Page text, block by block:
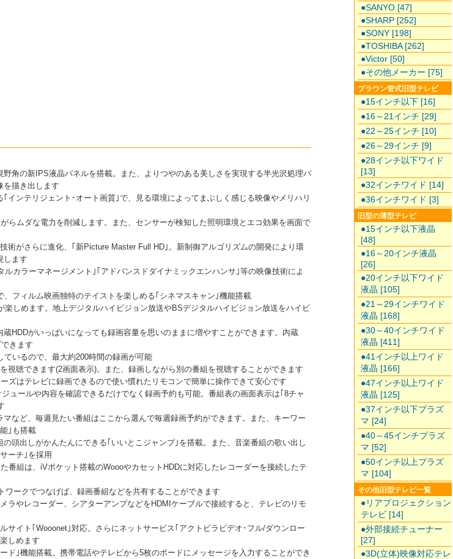
角の新IPS液晶パネルを搭載。また、よりつやのある美しさを実現する半光沢処理パ
を描き出します
インテリジェント･オート画質｣で、見る環境によってまぶしく感じる映像やメリハリ
らムダな電力を削減します。また、センサーが検知した照明環境とエコ効果を画面で
術がさらに進化、｢新Picture Master Full HD｣。新制御アルゴリズムの開発により環
します
カラーマネージメント｣｢アドバンスドダイナミックエンハンサ｣等の映像技術によ
フィルム映画独特のテイストを楽しめる｢シネマスキャン｣機能搭載
しめます。地上デジタルハイビジョン放送やBSデジタルハイビジョン放送をハイビ
HDDがいっぱいになっても録画容量を思いのままに増やすことができます。内蔵
きます
いるので、最大約200時間の録画が可能
視聴できます(2画面表示)。また、録画しながら別の番組を視聴することができます
ズはテレビに録画できるので使い慣れたリモコンで簡単に操作できて安心です
ュールや内容を確認できるだけでなく録画予約も可能。番組表の画面表示は｢8チャ
など、毎週見たい番組はここから選んで毎週録画予約ができます。また、キーワー
｣も搭載
頭出しがかんたんにできる｢いいとこジャンプ｣を搭載。また、音楽番組の歌い出し
ーチ｣を採用
番組は、iVポケット搭載のWoooやカセットHDDに対応したレコーダーを接続したテ
ークでつなげば、録画番組などを共有することができます
ラやレコーダー、シアターアンプなどをHDMIケーブルで接続すると、テレビのリモ
サイト｢Wooonet｣対応。さらにネットサービス｢アクトビラビデオ･フル/ダウンロー
しめます
ド｣機能搭載。携帯電話やテレビから5枚のボードにメッセージを入力することができ
●SANYO [47]
●SHARP [252]
●SONY [198]
●TOSHIBA [262]
●Victor [50]
●その他メーカー [75]
ブラウン管式旧型テレビ
●15インチ以下 [16]
●16～21インチ [29]
●22～25インチ [10]
●26～29インチ [9]
●28インチ以下ワイド
[13]
●32インチワイド [14]
●36インチワイド [3]
旧型の薄型テレビ
●15インチ以下液晶
[48]
●16～20インチ液晶
[26]
●20インチ以下ワイド
液晶 [105]
●21～29インチワイド
液晶 [168]
●30～40インチワイド
液晶 [411]
●41インチ以上ワイド
液晶 [166]
●47インチ以上ワイド
液晶 [125]
●37インチ以下プラズ
マ [24]
●40～45インチプラズ
マ [52]
●50インチ以上プラズ
マ [104]
その他旧型テレビ一覧
●リアプロジェクション
テレビ [14]
●外部接続チューナー
[27]
●3D(立体)映像対応テレ